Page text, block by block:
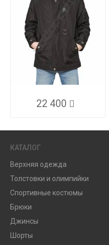
22 400
КАТАЛОГ
Верхняя одежда
Толстовки и олимпийки
Спортивные костюмы
Брюки
Джинсы
Шорты